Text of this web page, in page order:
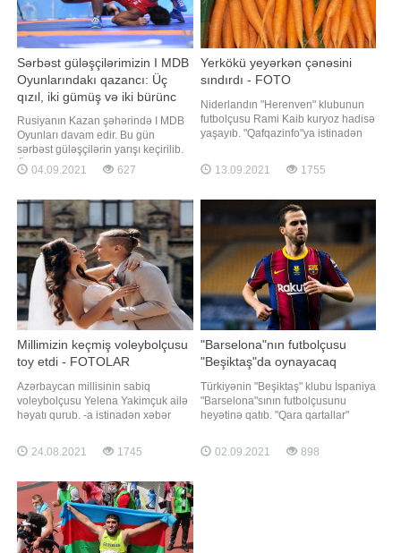
Sərbəst güləşçilərimizin I MDB
Oyunlarındakı qazancı: Üç
qızıl, iki gümüş və iki bürünc
medal
Rusiyanın Kazan şəhərində I MDB
Oyunları davam edir. Bu gün
sərbəst güləşçilərin yarışı keçirilib.
Ölkəmizi böyük məşqçi Zəlimxan
Hüseynov və məşqçi Arif
Əliabbas Rzazadə (57 kq), Tural
Hüseynov (61 kq), Sabir Cəfərov
(65 kq), Namus Orucov (70 kq),
Cəbrayıl Hacıyev (7
04.09.2021 627
Yerkökü yeyərkən çənəsini
sındırdı - FOTO
Niderlandın "Herenven" klubunun
futbolçusu Rami Kaib kuryoz hadisə
yaşayıb. "Qafqazinfo"ya istinadən
yerkökü yeyərkən çənəsini sındırıb.
Bu barədə "Herenven" klubunun
açıqlamasında deyib. Kaib bir
müddət əvvəl çənəsində
13.09.2021 1755
Millimizin keçmiş voleybolçusu
toy etdi - FOTOLAR
Azərbaycan millisinin sabiq
voleybolçusu Yelena Yakimçuk ailə
həyatı qurub. -a istinadən xəbər
mərasimi vətəni Ukraynada baş
tutub. Xanım voleybolçu Dmitri
olan Yelenanın toyu da paytaxtda
gerçəkləşib. Cütlük şad gününü
Kiyev vilayətind
24.08.2021 1745
"Barselona"nın futbolçusu
"Beşiktaş"da oynayacaq
Türkiyənin "Beşiktaş" klubu İspaniya
"Barselona"sının futbolçusunu
heyətinə qatıb. "Qara qartallar"
Miralem Pyaniçi icarəyə götürüb.
"Barsa"da illik 8 milyon avro
02.09.2021 898